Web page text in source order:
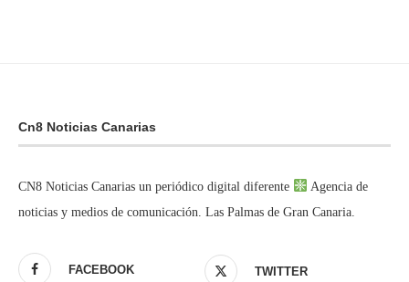
Cn8 Noticias Canarias
CN8 Noticias Canarias un periódico digital diferente
Agencia de
noticias y medios de comunicación. Las Palmas de Gran Canaria.
FACEBOOK TWITTER